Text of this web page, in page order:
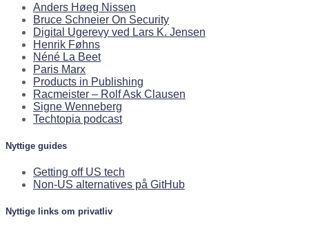
Anders Høeg Nissen
Bruce Schneier On Security
Digital Ugerevy ved Lars K. Jensen
Henrik Føhns
Néné La Beet
Paris Marx
Products in Publishing
Racmeister – Rolf Ask Clausen
Signe Wenneberg
Techtopia podcast
Nyttige guides
Getting off US tech
Non-US alternatives på GitHub
Nyttige links om privatliv